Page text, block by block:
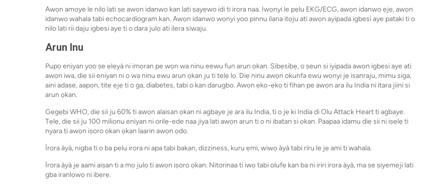
Awọn amoye le nilo lati ṣe awọn idanwo kan lati ṣayẹwo idi ti irora naa. Iwọnyi le pẹlu EKG/ECG, awọn idanwo ẹjẹ, awọn
idanwo wahala tabi echocardiogram kan. Awọn idanwo wọnyi yoo pinnu ilana itọju ati awọn ayipada igbesi aye pataki ti o
nilo lati rii daju igbesi aye ti o dara julọ ati ilera siwaju.
Arun Inu
Pupọ eniyan yoo ṣe ẹlẹyà ni imọran pe wọn wa ninu eewu fun arun ọkan. Sibẹsibẹ, o ṣeun si iyipada awọn igbesi aye ati
awọn iwa, diẹ sii eniyan ni o wa ninu ewu arun ọkan ju ti tẹlẹ lọ. Diẹ ninu awọn okunfa ewu wọnyi jẹ isanraju, mimu siga,
aini adaṣe, aapọn, titẹ ẹjẹ ti o ga, diabetes, tabi o kan darugbo. Awọn ẹkọ-ẹkọ ti fihan pe awọn ara ilu India ni itara jiini si
arun ọkan.
Gẹgẹbi WHO, diẹ sii ju 60% ti awọn alaisan ọkan ni agbaye jẹ ara ilu India, ti o jẹ ki India di Olu Attack Heart ti agbaye.
Tẹlẹ, diẹ sii ju 100 milionu eniyan ni orilẹ-ede naa jiya lati awọn arun ti o ni ibatan si ọkan. Paapaa idamu diẹ sii ni iṣẹlẹ ti
nyara ti awọn iṣoro ọkan ọkan laarin awọn ọdọ.
Ìrora àyà, nigba ti o ba pẹlu irora ni apa tabi bakan, dizziness, kuru ẹmi, wiwọ àyà tabi ríru le jẹ ami ti wahala.
Ìrora àyà jẹ aami aiṣan ti a mọ julọ ti awọn iṣoro ọkan. Nitorinaa ti iwọ tabi olufẹ kan ba ni iriri irora àyà, ma ṣe ṣiyemeji lati
gba iranlọwọ ni ibẹrẹ.